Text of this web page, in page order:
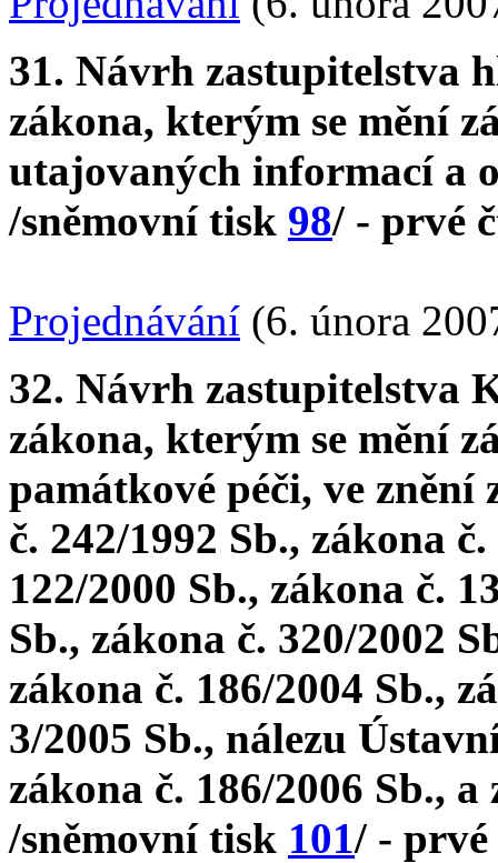
31. Návrh zastupitelstva
zákona, kterým se mění
utajovaných informací a
/sněmovní tisk 98/ - prvé
Projednávání (6. února
32. Návrh zastupitelstva
zákona, kterým se mění
památkové péči, ve znění
č. 242/1992 Sb., zákona
122/2000 Sb., zákona č.
Sb., zákona č. 320/2002
zákona č. 186/2004 Sb.,
3/2005 Sb., nálezu
zákona č. 186/2006 Sb.,
/sněmovní tisk 101/ - prvé